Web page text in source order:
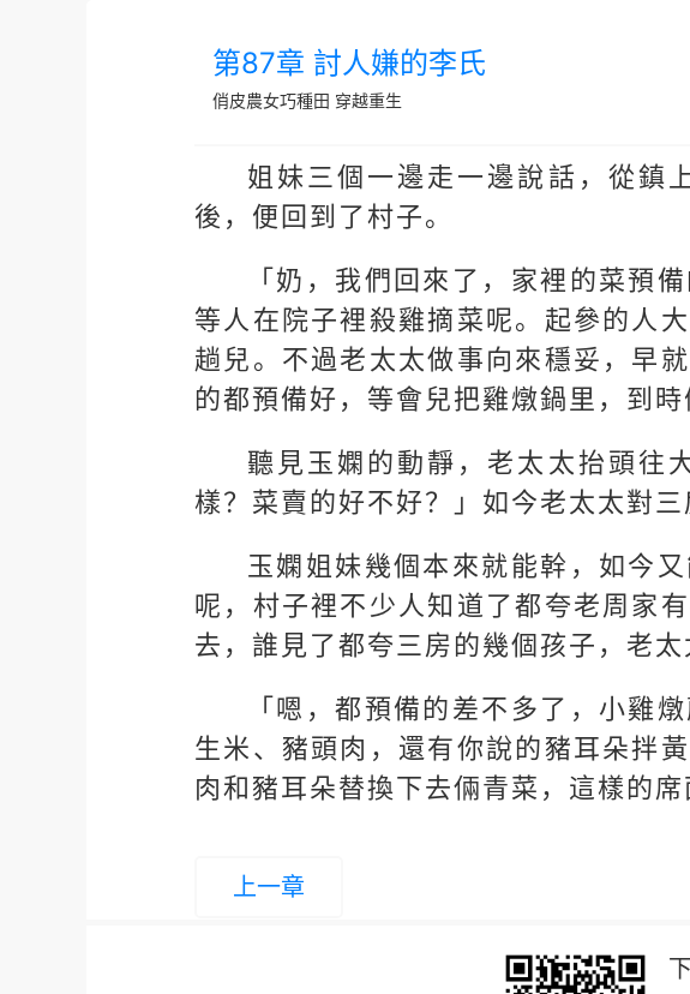
第87章 討人嫌的李氏
俏皮農女巧種田 穿越重生
姐妹三個一邊走一邊說話，從鎮
後，便回到了村子。
「奶，我們回來了，家裡的菜預
等人在院子裡殺雞摘菜呢。起參的人
趟兒。不過老太太做事向來穩妥，早
的都預備好，等會兒把雞燉鍋里，到時
聽見玉嫻的動靜，老太太抬頭往
樣？菜賣的好不好？」如今老太太對
玉嫻姐妹幾個本來就能幹，如今
呢，村子裡不少人知道了都夸老周家
去，誰見了都夸三房的幾個孩子，老
「嗯，都預備的差不多了，小雞
生米、豬頭肉，還有你說的豬耳朵拌
肉和豬耳朵替換下去倆青菜，這樣的席
上一章